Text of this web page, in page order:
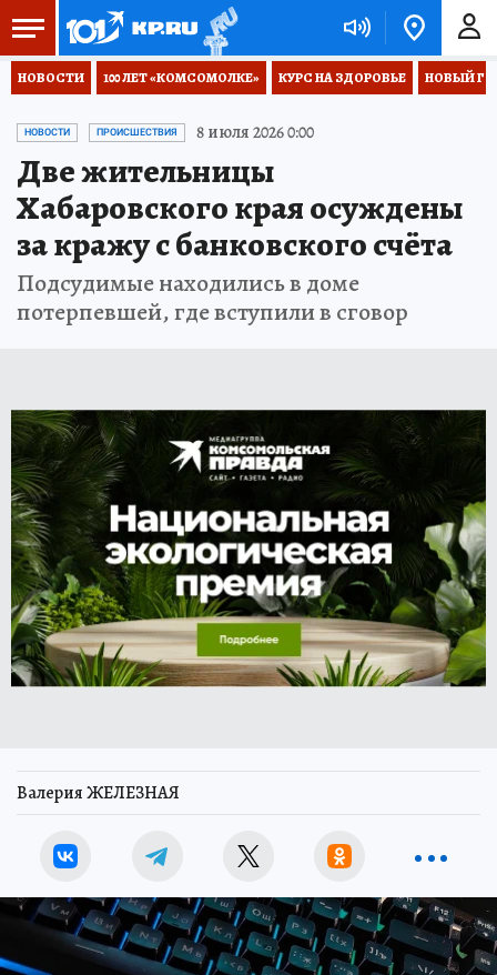
НОВОСТИ 100 ЛЕТ «КОМСОМОЛКЕ» КУРС НА ЗДОРОВЬЕ НОВЫЙ
НОВОСТИ ПРОИСШЕСТВИЯ 8 июля 2026 0:00
Две жительницы
Хабаровского края осуждены
за кражу с банковского счёта
Подсудимые находились в доме
потерпевшей, где вступили в сговор
Валерия ЖЕЛЕЗНАЯ